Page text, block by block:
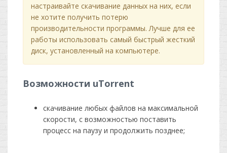
настраивайте скачивание данных на них, если
не хотите получить потерю
производительности программы. Лучше для ее
работы использовать самый быстрый жесткий
диск, установленный на компьютере.
Возможности uTorrent
скачивание любых файлов на максимальной
скорости, с возможностью поставить
процесс на паузу и продолжить позднее;